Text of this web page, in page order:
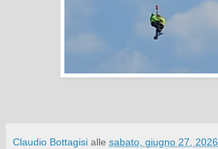
Claudio Bottagisi alle sabato, giugno 27, 2026